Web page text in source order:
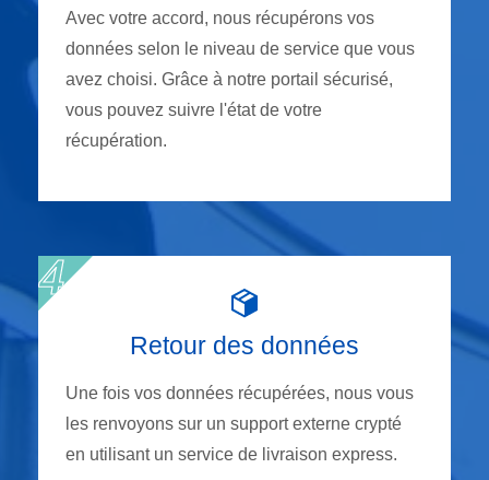
Avec votre accord, nous récupérons vos
données selon le niveau de service que vous
avez choisi. Grâce à notre portail sécurisé,
vous pouvez suivre l'état de votre
récupération.
Retour des données
Une fois vos données récupérées, nous vous
les renvoyons sur un support externe crypté
en utilisant un service de livraison express.